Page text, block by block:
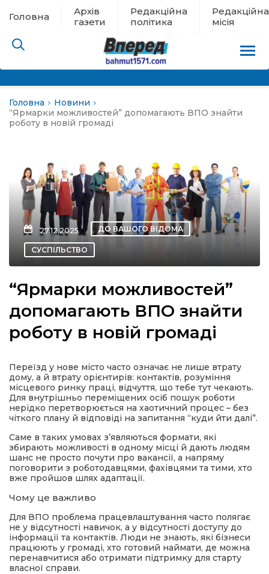
Головна
Архів
газети
Редакційна
політика
Редакційна
місія
новини
політика
Головна
Новини
“Ярмарки можливостей” допомагають ВПО знайти
роботу в новій громаді
27.12.2025 ДО ВАШОГО ВІДОМА
СУСПІЛЬСТВО
“Ярмарки можливостей”
допомагають ВПО знайти
роботу в новій громаді
Переїзд у нове місто часто означає не лише втрату
дому, а й втрату орієнтирів: контактів, розуміння
місцевого ринку праці, відчуття, що тебе тут чекають.
Для внутрішньо переміщених осіб пошук роботи
нерідко перетворюється на хаотичний процес – без
чіткого плану й відповіді на запитання “куди йти далі”.
Саме в таких умовах з’являються формати, які
збирають можливості в одному місці й дають людям
шанс не просто почути про вакансії, а напряму
поговорити з роботодавцями, фахівцями та тими, хто
вже пройшов шлях адаптації.
Чому це важливо
Для ВПО проблема працевлаштування часто полягає
не у відсутності навичок, а у відсутності доступу до
інформації та контактів. Люди не знають, які бізнеси
працюють у громаді, хто готовий наймати, де можна
перенавчитися або отримати підтримку для старту
власної справи.